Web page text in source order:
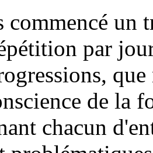
commencé un
par
de la
chacun